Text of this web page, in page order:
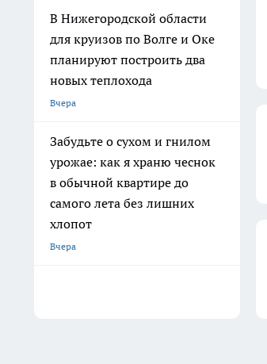
В Нижегородской области
для круизов по Волге и Оке
планируют построить два
новых теплохода
Вчера
Забудьте о сухом и гнилом
урожае: как я храню чеснок
в обычной квартире до
самого лета без лишних
хлопот
Вчера